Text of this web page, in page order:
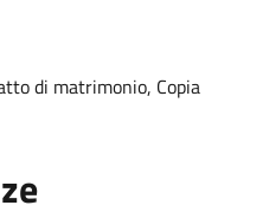
di matrimonio, Copia